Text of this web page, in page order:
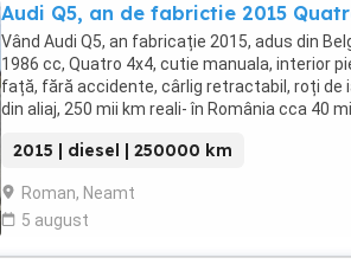
Audi Q5, an de fabrictie 2015
Vând Audi Q5, an fabricație 2015, adus din
1986 cc, Quatro 4x4, cutie manuala, interior
față, fără accidente, cârlig retractabil, roți de
din aliaj, 250 mii km reali- în România cca 40
2015 | diesel | 250000 km
Roman, Neamt
5 august